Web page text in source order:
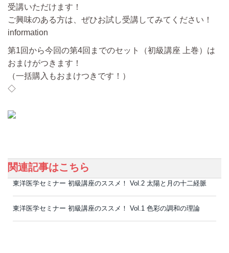
受講いただけます！
ご興味のある方は、ぜひお試し受講してみてください！
information
第1回から今回の第4回までのセット（初級講座 上巻）は
おまけがつきます！
（一括購入もおまけつきです！）
◇
関連記事はこちら
東洋医学セミナー 初級講座のススメ！ Vol.2 太陽と月の十二経脈
東洋医学セミナー 初級講座のススメ！ Vol.1 色彩の調和の理論